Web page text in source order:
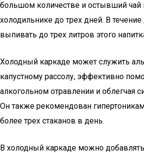
большом количестве и остывший чай
холодильнике до трех дней. В
выпивать до трех литров этого
Холодный каркаде может служить
капустному рассолу, эффективно
алкогольном отравлении и облегчая
Он также рекомендован
более трех стаканов в день.
В холодный каркаде можно